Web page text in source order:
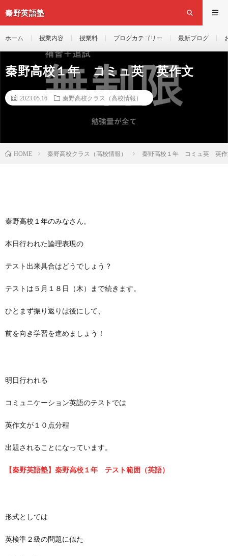
秦野英語塾
ホーム 授業内容 授業料 ブログカテゴリー 最新ブログ
秦野高校１年 コミュ英 英作文
2023.05.16 秦野高校クラス（高校情報）
HOME 秦野高校クラス（高校情報） 秦野高校１年 コミュ英 英
秦野高校１年のみなさん。
本日行われた論理表現の
テスト出来具合はどうでしょう？
テストは５月１８日（木）まで続きます。
ひとまず振り返りは後にして、
前を向き学習を進めましょう！
明日行われる
コミュニケーション英語のテストでは
英作文が１０点分程
出題されることになっています。
【秦野英語塾】秦野高校１年 テスト範囲（英語）
形式としては
英検準２級の問題に似た